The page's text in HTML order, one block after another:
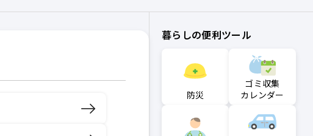
暮らしの便利ツール
防災
ゴミ収集
カレンダー